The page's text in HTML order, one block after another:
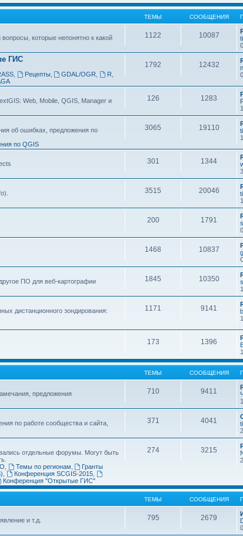
ТЕМЫ СООБЩЕНИЯ
которые непонятно к какой
1122 10087
ГИС
, Рецепты, GDAL/OGR R
1792 12432
Web, Mobile, QGIS, Manager и
126 1283
об ошибках, предложения по
по QGIS
3065 19110
301 1344
3515 20046
200 1791
1468 10837
ПО для веб-картографии
1845 10350
дистанционного зондирования:
1171 9141
173 1396
ТЕМЫ СООБЩЕНИЯ
предложения 710 9411
по работе сообщества и сайта,
371 4041
отдельные форумы. Могут быть
Темы по регионам
Гранты
Конференция SCGIS-2015,
Конференция "Открытые ГИС"
274 3215
ТЕМЫ СООБЩЕНИЯ
и т.д. 795 2679